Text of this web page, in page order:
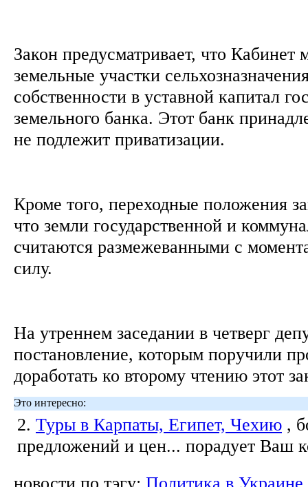
Закон предусматривает, что Кабинет
земельные участки
собственности в уставной капитал
земельного банка. Этот банк
не подлежит приватизации.
Кроме того, переходные положения
что земли государственной и
считаются размежеванными с
силу.
На утреннем заседании в четверг
постановление, которым поручили
доработать ко второму чтению этот
Это интересно:
2. Туры в Карпаты, Египет, Чехию ,
предложений и цен... порадует Ваш
новости по тэгу: Политика в Украине